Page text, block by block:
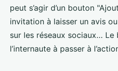
peut s’agir d’un bouton
invitation à laisser un avis
sur les réseaux sociaux… Le
l’internaute à passer à